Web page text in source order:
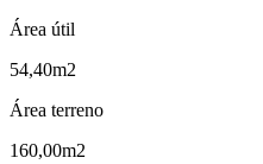
Área útil
54,40m2
Área terreno
160,00m2